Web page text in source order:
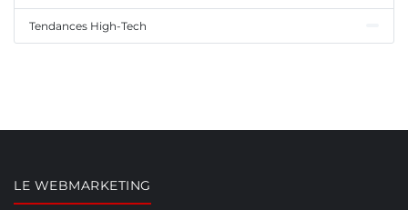
Tendances High-Tech
LE WEBMARKETING